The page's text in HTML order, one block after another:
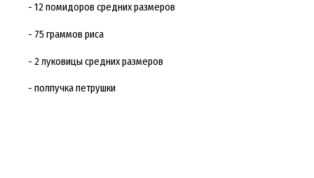
- 12 помидоров средних размеров
- 75 граммов риса
- 2 луковицы средних размеров
- полпучка петрушки